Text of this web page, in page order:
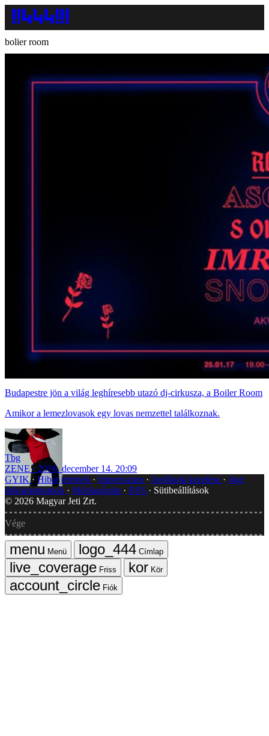
bolier room
Budapestre jön a világ leghíresebb utazó dj-cirkusza, a Boiler Room
Amikor a lemezlovasok egy lovas nemzettel találkoznak.
Tbg
ZENE
2016. december 14. 20:09
GYIK Hibát jelentek Impresszum Javítások kezelése
Jogi
dokumentumok
Médiaajánlat RSS
Sütibeállítások
© 2026 Magyar Jeti Zrt.
Vége
Menü
Címlap
Friss
Kör
Fiók